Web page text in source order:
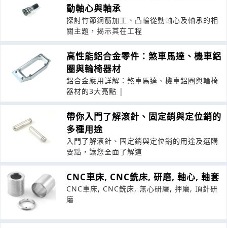
動軸心與軸承
探討竹節鋼筋加工、凸輪從動軸心及軸承的相
關主題，揭示其在工程
高性能鋁合金零件：煞車馬達、機車鋁
圈與輪椅器材
鋁合金應用詳解：煞車馬達、機車鋁圈與輪椅
器材的3大亮點 |
帶你入門了解滾針、固定銷與定位銷的
多種用途
入門了解滾針、固定銷與定位銷的用途及選購
要點，讓您全面了解這
CNC車床, CNC銑床, 研磨, 軸心, 軸套
CNC車床, CNC銑床, 無心研磨, 押磨, 頂針研
磨